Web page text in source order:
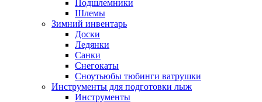
Подшлемники
Шлемы
Зимний инвентарь
Доски
Ледянки
Санки
Снегокаты
Сноутьюбы тюбинги ватрушки
Инструменты для подготовки лыж
Инструменты